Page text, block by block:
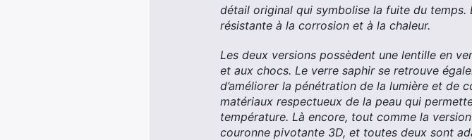
détail original qui symbolise la fuite du temps.
résistante à la corrosion et à la chaleur.
Les deux versions possèdent une lentille en
et aux chocs. Le verre saphir se retrouve
d’améliorer la pénétration de la lumière et de
matériaux respectueux de la peau qui
température. Là encore, tout comme la
couronne pivotante 3D, et toutes deux sont